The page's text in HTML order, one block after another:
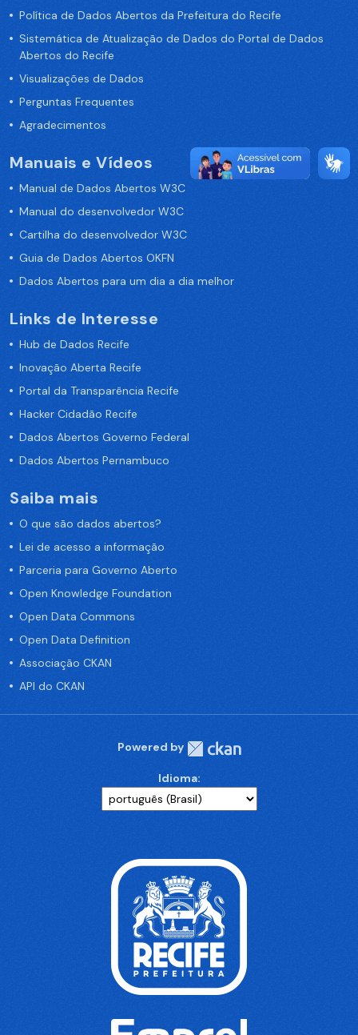
Política de Dados Abertos da Prefeitura do Recife
Sistemática de Atualização de Dados do Portal de Dados
Abertos do Recife
Visualizações de Dados
Perguntas Frequentes
Agradecimentos
Manuais e Vídeos
Manual de Dados Abertos W3C
Manual do desenvolvedor W3C
Cartilha do desenvolvedor W3C
Guia de Dados Abertos OKFN
Dados Abertos para um dia a dia melhor
Links de Interesse
Hub de Dados Recife
Inovação Aberta Recife
Portal da Transparência Recife
Hacker Cidadão Recife
Dados Abertos Governo Federal
Dados Abertos Pernambuco
Saiba mais
O que são dados abertos?
Lei de acesso a informação
Parceria para Governo Aberto
Open Knowledge Foundation
Open Data Commons
Open Data Definition
Associação CKAN
API do CKAN
Powered by
Idioma